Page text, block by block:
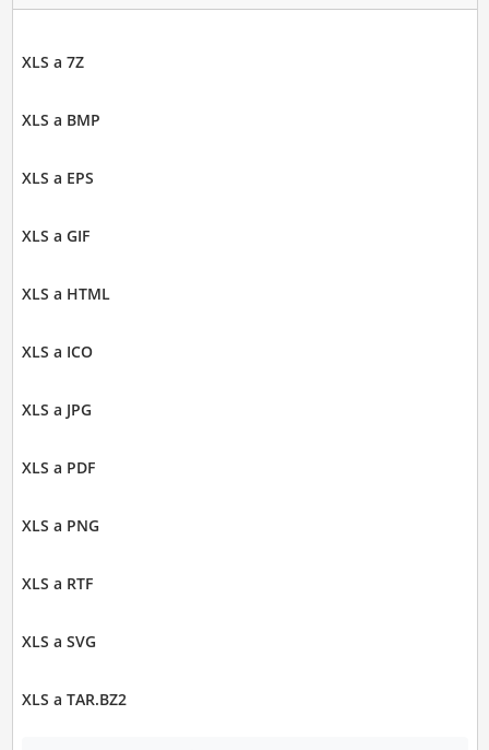
XLS a 7Z
XLS a BMP
XLS a EPS
XLS a GIF
XLS a HTML
XLS a ICO
XLS a JPG
XLS a PDF
XLS a PNG
XLS a RTF
XLS a SVG
XLS a TAR.BZ2